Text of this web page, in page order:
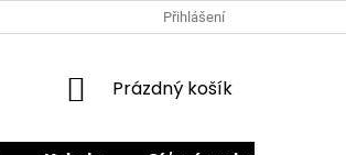
OBCHODNÍ PODMÍNKY
Přihlášení
NÁKUPNÍ
Prázdný košík